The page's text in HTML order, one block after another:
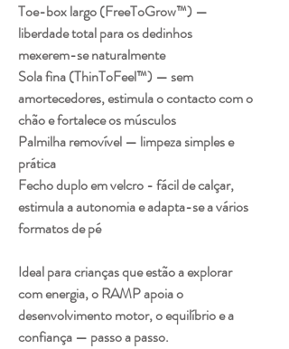
Toe-box largo (FreeToGrow™) —
liberdade total para os dedinhos
mexerem-se naturalmente
Sola fina (ThinToFeel™) — sem
amortecedores, estimula o contacto com o
chão e fortalece os músculos
Palmilha removível — limpeza simples e
prática
Fecho duplo em velcro - fácil de calçar,
estimula a autonomia e adapta-se a vários
formatos de pé
Ideal para crianças que estão a explorar
com energia, o RAMP apoia o
desenvolvimento motor, o equilíbrio e a
confiança — passo a passo.